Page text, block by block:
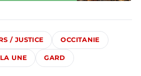
/ JUSTICE OCCITANIE
UNE GARD